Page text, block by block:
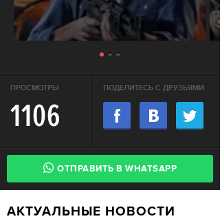
ПРОСМОТРЫ
1106
ПОДЕЛИТЕСЬ С ДРУЗЬЯМИ
ОТПРАВИТЬ В WHATSAPP
АКТУАЛЬНЫЕ НОВОСТИ